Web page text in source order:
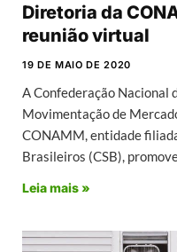
Diretoria da
reunião virtual
19 DE MAIO DE 2020
A Confederação Nacional
Movimentação de
CONAMM, entidade
Brasileiros (CSB),
Leia mais »